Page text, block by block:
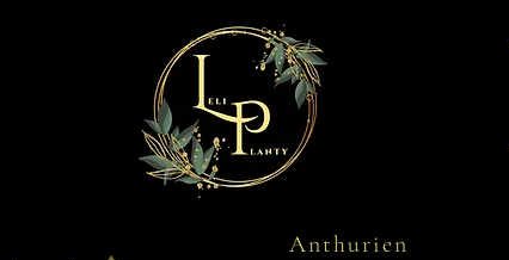
Anthurien